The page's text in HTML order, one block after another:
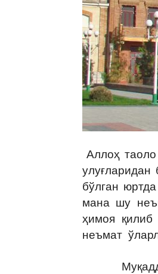
Аллоҳ
улуғларидан
бўлган
мана шу
ҳимоя қилиб
неъмат
Муқаддас